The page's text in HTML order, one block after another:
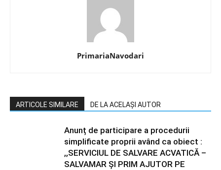
PrimariaNavodari
ARTICOLE SIMILARE DE LA ACELAȘI AUTOR
Anunț de participare a procedurii
simplificate proprii având ca obiect :
,,SERVICIUL DE SALVARE ACVATICĂ –
SALVAMAR ȘI PRIM AJUTOR PE